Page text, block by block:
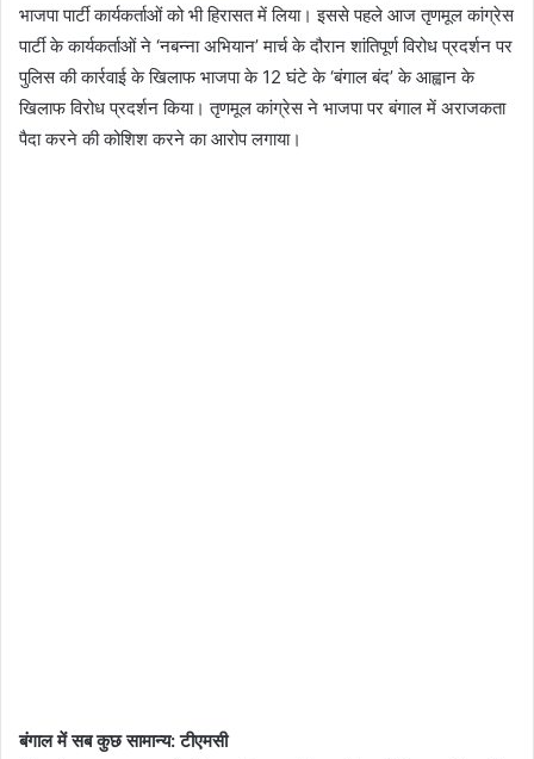
भाजपा पार्टी कार्यकर्ताओं को भी हिरासत में लिया। इससे पहले आज तृणमूल कांग्रेस
पार्टी के कार्यकर्ताओं ने ‘नबन्ना अभियान’ मार्च के दौरान शांतिपूर्ण विरोध प्रदर्शन पर
पुलिस की कार्रवाई के खिलाफ भाजपा के 12 घंटे के ‘बंगाल बंद’ के आह्वान के
खिलाफ विरोध प्रदर्शन किया। तृणमूल कांग्रेस ने भाजपा पर बंगाल में अराजकता
पैदा करने की कोशिश करने का आरोप लगाया।
बंगाल में सब कुछ सामान्य: टीएमसी